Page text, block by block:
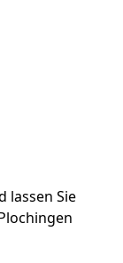
lassen Sie